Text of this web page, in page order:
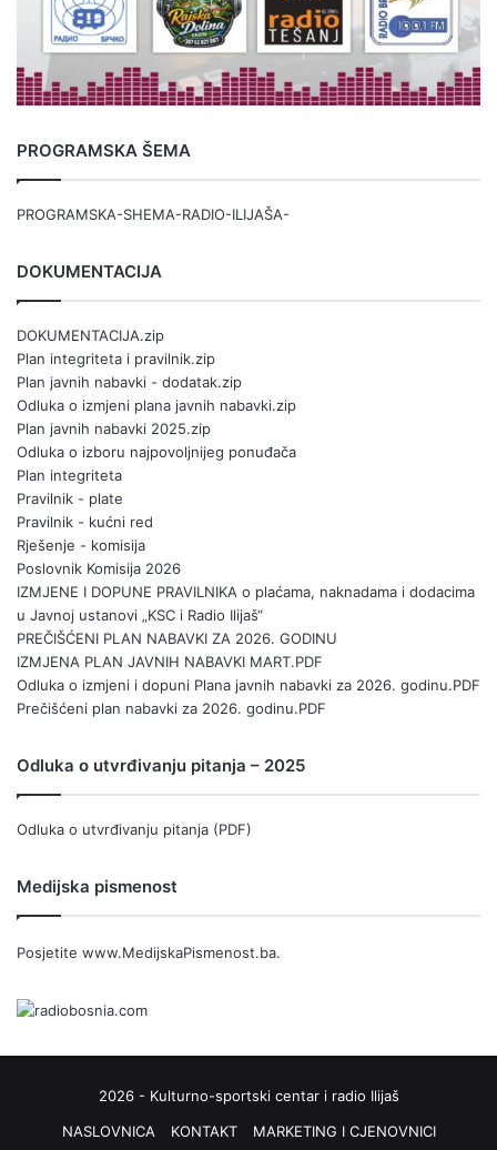
PROGRAMSKA ŠEMA
PROGRAMSKA-SHEMA-RADIO-ILIJAŠA-
DOKUMENTACIJA
DOKUMENTACIJA.zip
Plan integriteta i pravilnik.zip
Plan javnih nabavki - dodatak.zip
Odluka o izmjeni plana javnih nabavki.zip
Plan javnih nabavki 2025.zip
Odluka o izboru najpovoljnijeg ponuđača
Plan integriteta
Pravilnik - plate
Pravilnik - kućni red
Rješenje - komisija
Poslovnik Komisija 2026
IZMJENE I DOPUNE PRAVILNIKA o plaćama, naknadama i dodacima
u Javnoj ustanovi „KSC i Radio Ilijaš“
PREČIŠĆENI PLAN NABAVKI ZA 2026. GODINU
IZMJENA PLAN JAVNIH NABAVKI MART.PDF
Odluka o izmjeni i dopuni Plana javnih nabavki za 2026. godinu.PDF
Prečišćeni plan nabavki za 2026. godinu.PDF
Odluka o utvrđivanju pitanja – 2025
Odluka o utvrđivanju pitanja (PDF)
Medijska pismenost
Posjetite www.MedijskaPismenost.ba.
2026 - Kulturno-sportski centar i radio Ilijaš
NASLOVNICA
KONTAKT MARKETING I CJENOVNICI